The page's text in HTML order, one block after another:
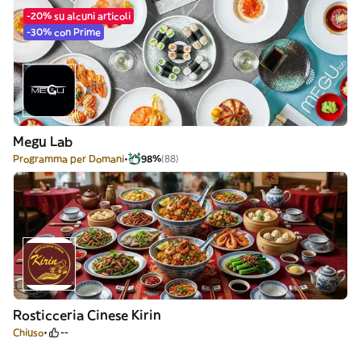
-20% su alcuni articoli
-30% con Prime
Megu Lab
Programma per Domani 98%(88)
Rosticceria Cinese Kirin
Chiuso --